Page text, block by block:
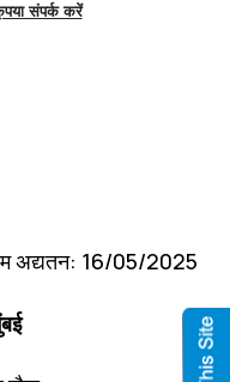
संपर्क करें
अद्यतन: 16/05/2025